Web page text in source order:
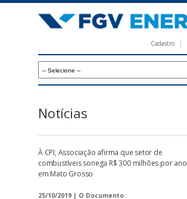
para
principal
V
r
g
i
Cadastro
Notícias
À CPI, Associação afirma que setor de
combustíveis sonega R$ 300 milhões por ano
em Mato Grosso
25/10/2019 | O Documento